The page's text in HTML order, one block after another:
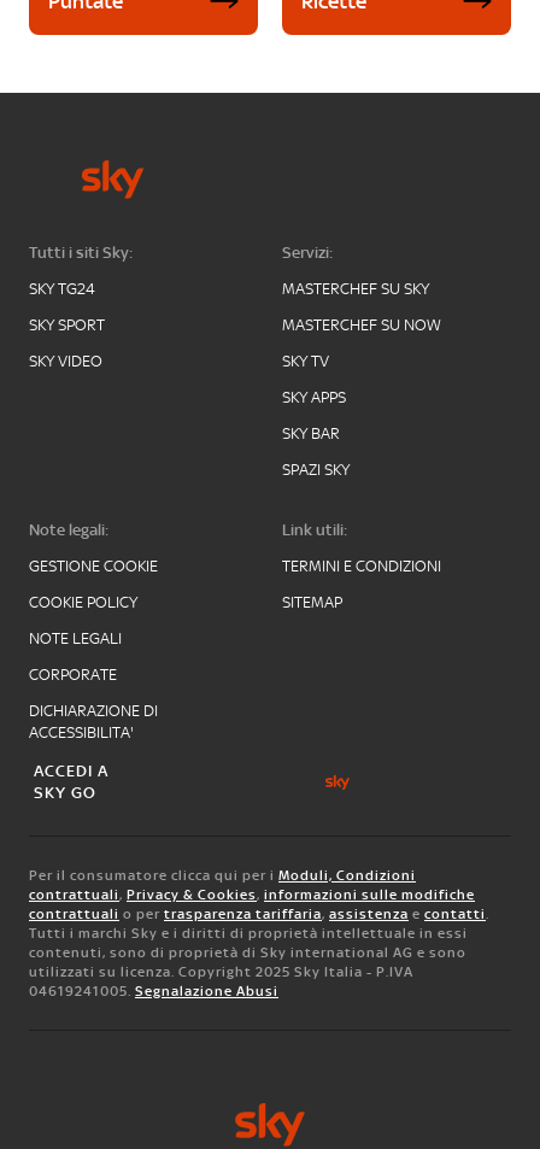
Tutti i siti Sky:
SKY TG24
SKY SPORT
SKY VIDEO
Servizi:
MASTERCHEF SU SKY
MASTERCHEF SU NOW
SKY TV
SKY APPS
SKY BAR
SPAZI SKY
Note legali:
GESTIONE COOKIE
COOKIE POLICY
NOTE LEGALI
CORPORATE
DICHIARAZIONE DI
ACCESSIBILITA'
Link utili:
TERMINI E CONDIZIONI
SITEMAP
ACCEDI A
SKY GO
Per il consumatore clicca qui per i Moduli, Condizioni
contrattuali, Privacy & Cookies, informazioni sulle modifiche
contrattuali o per trasparenza tariffaria, assistenza e contatti.
Tutti i marchi Sky e i diritti di proprietà intellettuale in essi
contenuti, sono di proprietà di Sky international AG e sono
utilizzati su licenza. Copyright 2025 Sky Italia - P.IVA
04619241005. Segnalazione Abusi